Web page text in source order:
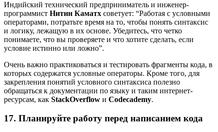
Индийский технический предприниматель и инженер-
программист Нитин Каматх советует: “Работая с условными
операторами, потратьте время на то, чтобы понять синтаксис
и логику, лежащую в их основе. Убедитесь, что четко
понимаете, что вы проверяете и что хотите сделать, если
условие истинно или ложно”.
Очень важно практиковаться и тестировать фрагменты кода, в
которых содержатся условные операторы. Кроме того, для
закрепления понятий условного синтаксиса полезно
обращаться к документации по языку и таким интернет-
ресурсам, как StackOverflow и Codecademy.
17. Планируйте работу перед написанием кода